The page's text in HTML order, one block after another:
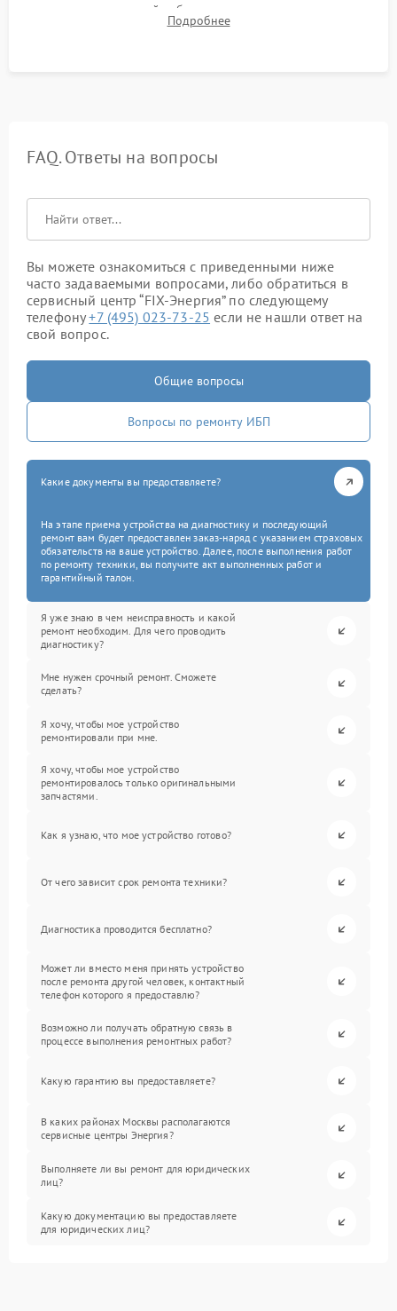
времени автономной работы, температурного режима и
корректности формы выходного сигнала.
Подробнее
FAQ. Ответы на вопросы
Вы можете ознакомиться с приведенными ниже
часто задаваемыми вопросами, либо обратиться в
сервисный центр “FIX-Энергия” по следующему
телефону+7 (495) 023-73-25 если не нашли ответ на
свой вопрос.
Общие вопросы
Вопросы по ремонту ИБП
Какие документы вы предоставляете?
На этапе приема устройства на диагностику и последующий
ремонт вам будет предоставлен заказ-наряд с указанием страховых
обязательств на ваше устройство. Далее, после выполнения работ
по ремонту техники, вы получите акт выполненных работ и
гарантийный талон.
Я уже знаю в чем неисправность и какой
ремонт необходим. Для чего проводить
диагностику?
Мне нужен срочный ремонт. Сможете
сделать?
Я хочу, чтобы мое устройство
ремонтировали при мне.
Я хочу, чтобы мое устройство
ремонтировалось только оригинальными
запчастями.
Как я узнаю, что мое устройство готово?
От чего зависит срок ремонта техники?
Диагностика проводится бесплатно?
Может ли вместо меня принять устройство
после ремонта другой человек, контактный
телефон которого я предоставлю?
Возможно ли получать обратную связь в
процессе выполнения ремонтных работ?
Какую гарантию вы предоставляете?
В каких районах Москвы располагаются
сервисные центры Энергия?
Выполняете ли вы ремонт для юридических
лиц?
Какую документацию вы предоставляете
для юридических лиц?